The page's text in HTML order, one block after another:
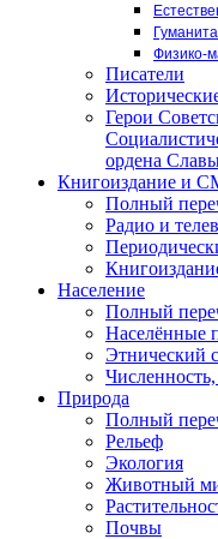
Физико-
Писатели
Герои
ордена
Книгоиздание и
Полный
Радио и
Население
Полный
Населённые
Этнический
Природа
Полный
Рельеф
Экология
Животный
Почвы